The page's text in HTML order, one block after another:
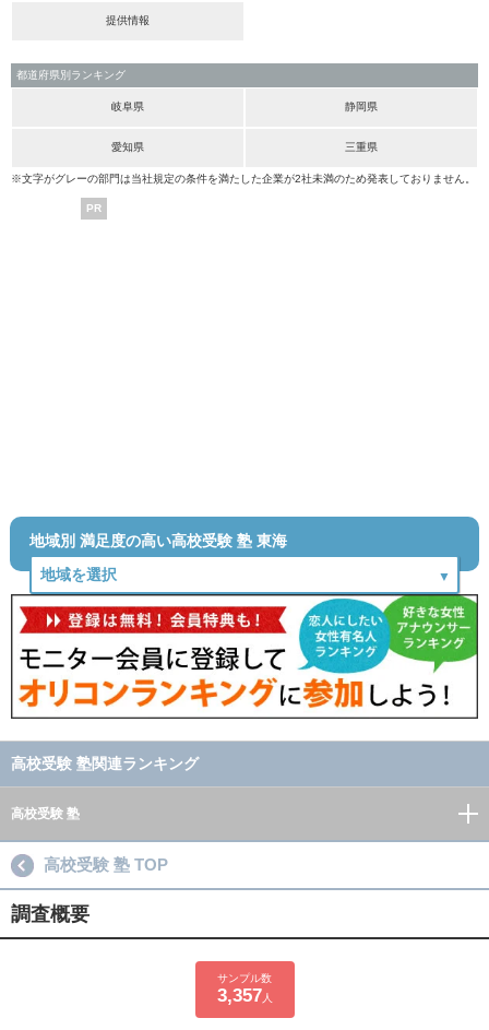
提供情報
都道府県別ランキング
岐阜県 静岡県
愛知県 三重県
※文字がグレーの部門は当社規定の条件を満たした企業が2社未満のため発表しておりません。
PR
地域別 満足度の高い高校受験 塾 東海
高校受験 塾関連ランキング
高校受験 塾
高校受験 塾 TOP
調査概要
サンプル数
3,357 人